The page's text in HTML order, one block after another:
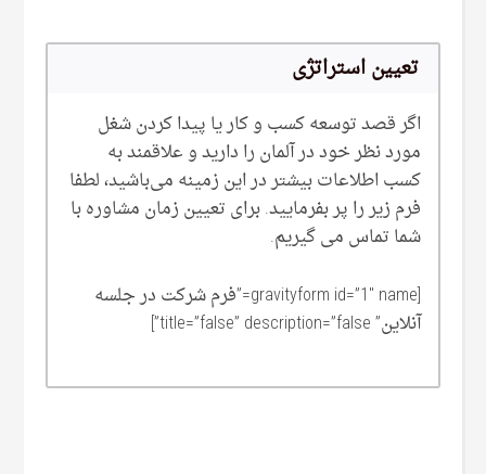
تعیین استراتژی
اگر قصد توسعه کسب و کار یا پیدا کردن شغل
مورد نظر خود در آلمان را دارید و علاقمند به
کسب اطلاعات بیشتر در این زمینه می‌‌باشید، لطفا
فرم زیر را پر بفرمایید. برای تعیین زمان مشاوره با
شما تماس می گیریم.
[gravityform id=”1″ name=”فرم شرکت در جلسه
آنلاین” title=”false” description=”false”]